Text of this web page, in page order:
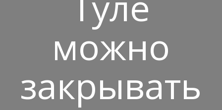
можно
закрывать